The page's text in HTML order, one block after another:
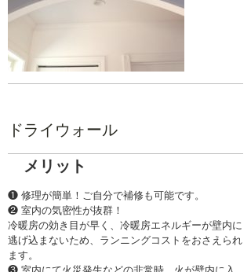
ドライウォール
メリット
❶ 修理が簡単！ご自分で補修も可能です。
❷ 室内の気密性が抜群！
冷暖房の効き目が早く、冷暖房エネルギーが壁内に
逃げ込まないため、ランニングコストをおさえられ
ます。